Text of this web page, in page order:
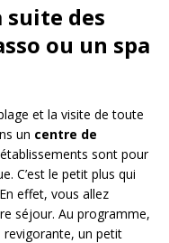
suite des
ou un spa
et la visite de toute
un centre de
sont pour
C’est le petit plus qui
effet, vous allez
séjour. Au programme,
revigorante, un petit